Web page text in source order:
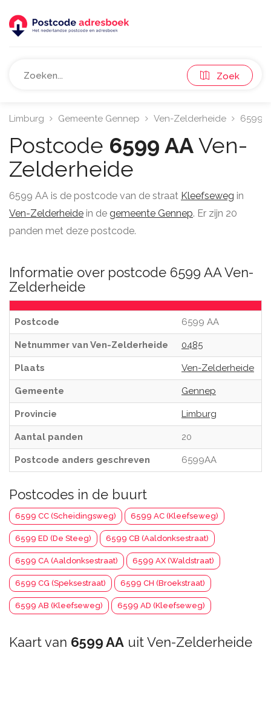
Zoek
Limburg Gemeente Gennep Ven-Zelderheide 6599
Postcode 6599 AAVen-
Zelderheide
6599 AA is de postcode van de straat Kleefseweg in
Ven-Zelderheide in de gemeente Gennep. Er zijn 20
panden met deze postcode.
Informatie over postcode 6599 AA Ven-
Zelderheide
Postcode 6599 AA
Netnummer van Ven-Zelderheide 0485
Plaats Ven-Zelderheide
Gemeente Gennep
Provincie Limburg
Aantal panden 20
Postcode anders geschreven 6599AA
Postcodes in de buurt
6599 CC (Scheidingsweg) 6599 AC (Kleefseweg)
6599 ED (De Steeg) 6599 CB (Aaldonksestraat)
6599 CA (Aaldonksestraat) 6599 AX (Waldstraat)
6599 CG (Speksestraat) 6599 CH (Broekstraat)
6599 AB (Kleefseweg) 6599 AD (Kleefseweg)
Kaart van 6599 AA uit Ven-Zelderheide